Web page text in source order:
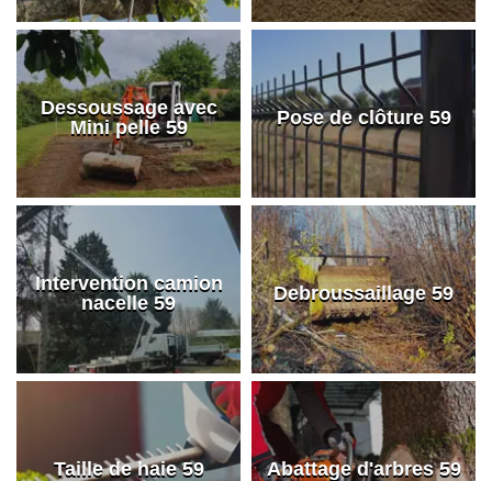
Dessoussage avec
Mini pelle 59
Pose de clôture 59
Intervention camion
nacelle 59
Debroussaillage 59
Taille de haie 59 Abattage d'arbres 59